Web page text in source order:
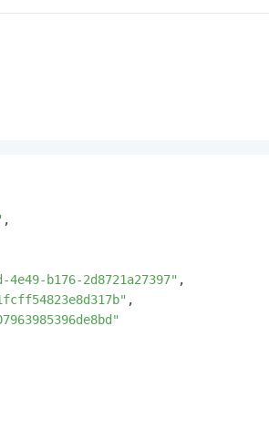
,
4e49-b176-2d8721a27397" ,
,